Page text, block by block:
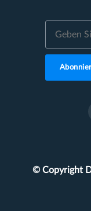
© Copyright